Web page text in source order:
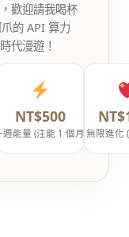
歡迎請我喝杯
的 API 算力
代漫遊！
NT$500
週能量 (注能 1 個月)無限進化